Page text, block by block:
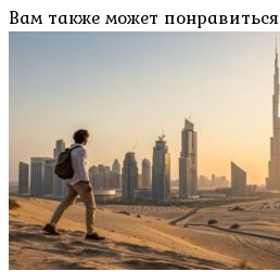
Вам также может понравиться